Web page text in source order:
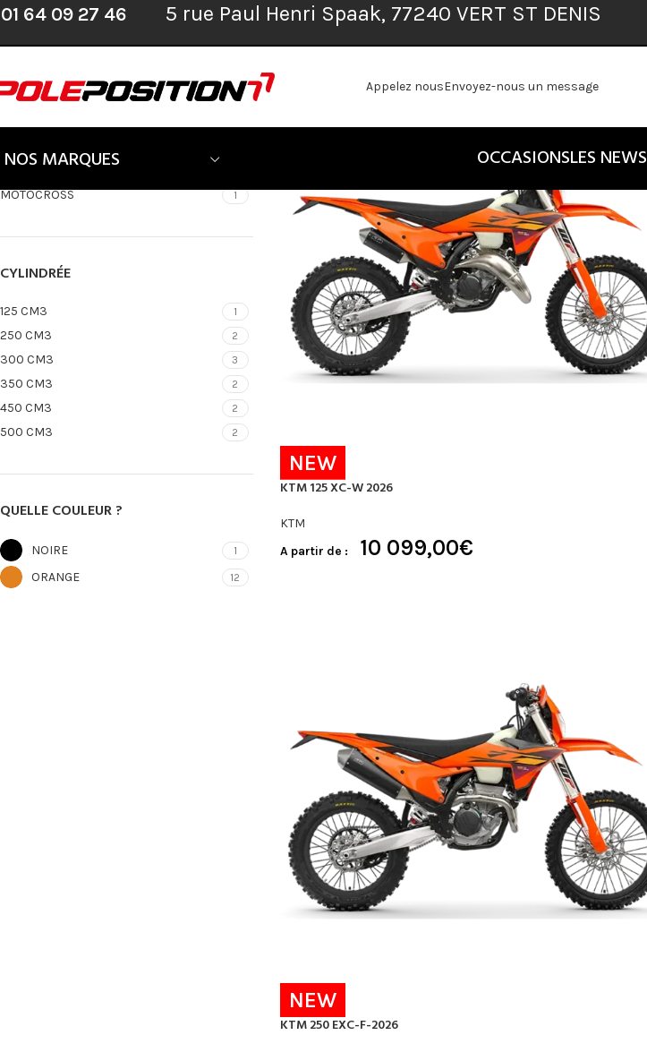
64 09 27 46 5 rue Paul Henri Spaak, 77240 VERT ST DENIS
Appelez nousEnvoyez-nous un message
NOS MARQUES OCCASIONSLES NEWS
QUELLE MARQUE ?
KTM
QUELLE TYPE ?
MOTOCROSS 1
CYLINDRÉE
125 CM3 1
250 CM3 2
300 CM3 3
350 CM3 2
450 CM3 2
500 CM3 2
QUELLE COULEUR ?
NOIRE 1
ORANGE 12
Accueil » Véhicules neufs»KTM»ENDURO
NEW
KTM 125 XC-W 2026
KTM
A partir de :
10 099,00€
NEW
KTM 250 EXC-F-2026